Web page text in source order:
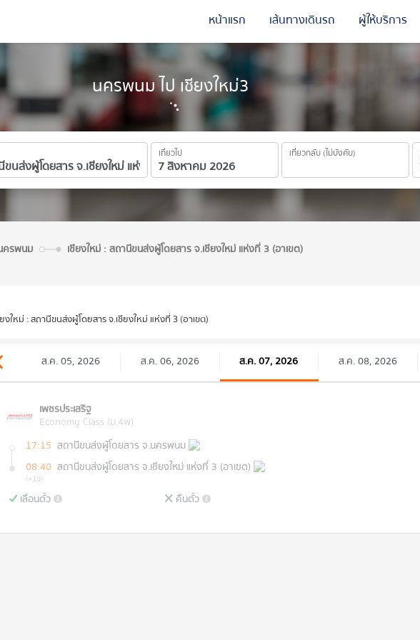
นครพนม ไป เชียงใหม่3
เที่ยวไป เที่ยวกลับ (ไม่บังคับ)
หน้าแรก เส้นทางเดินรถ ผู้ให้บริการ
ครพนม
เชียงใหม่ : สถานีขนส่งผู้โดยสาร จ.เชียงใหม่ แห่งที่ 3 (อาเขต)
งใหม่ : สถานีขนส่งผู้โดยสาร จ.เชียงใหม่ แห่งที่ 3 (อาเขต)
ส.ค. 05, 2026 ส.ค. 06, 2026 ส.ค. 07, 2026 ส.ค. 08, 2026
เพชรประเสริฐ
Economy Class (ม.4พ)
17:15 สถานีขนส่งผู้โดยสาร จ.นครพนม
08:40 สถานีขนส่งผู้โดยสาร จ.เชียงใหม่ แห่งที่ 3 (อาเขต)
(+1d)
เลื่อนตั๋ว คืนตั๋ว